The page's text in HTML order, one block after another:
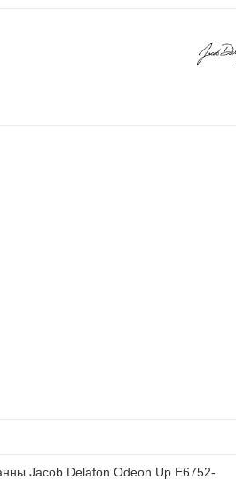
Jacob Delafon Odeon Up E6752-